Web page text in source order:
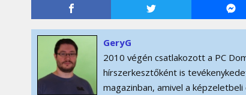
GeryG
2010 végén csatlakozott a PC
hírszerkesztőként is
magazinban, amivel a képzeletbeli